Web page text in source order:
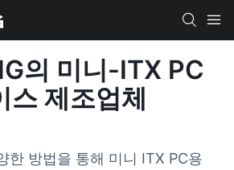
의 미니-ITX PC
스 제조업체
한 방법을 통해 미니 ITX PC용